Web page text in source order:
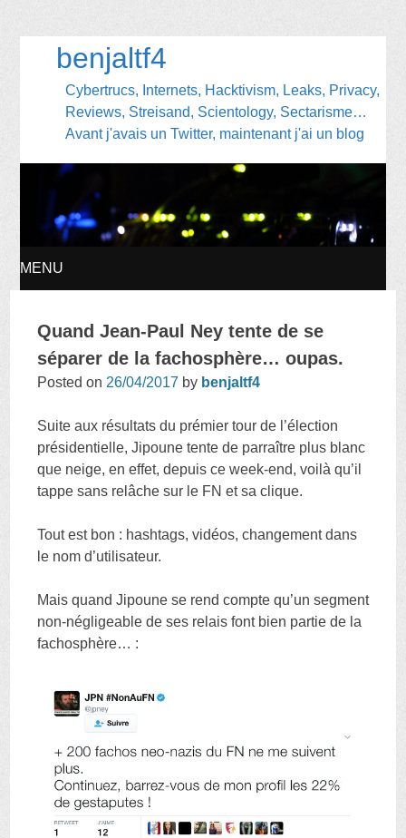
benjaltf4
Cybertrucs, Internets, Hacktivism, Leaks, Privacy,
Reviews, Streisand, Scientology, Sectarisme…
Avant j'avais un Twitter, maintenant j'ai un blog
MENU
TO
Quand Jean-Paul Ney tente de se
séparer de la fachosphère… oupas.
Posted on 26/04/2017 by benjaltf4
Suite aux résultats du prémier tour de l’élection
présidentielle, Jipoune tente de parraître plus blanc
que neige, en effet, depuis ce week-end, voilà qu’il
tappe sans relâche sur le FN et sa clique.
Tout est bon : hashtags, vidéos, changement dans
le nom d’utilisateur.
Mais quand Jipoune se rend compte qu’un segment
non-négligeable de ses relais font bien partie de la
fachosphère… :